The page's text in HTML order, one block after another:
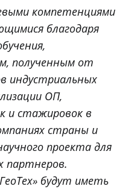
компетенциями
благодаря
полученным от
индустриальных
ОП,
и стажировок в
страны и
проекта для
партнеров.
будут иметь